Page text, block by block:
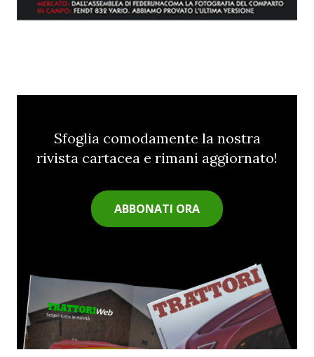
Sfoglia comodamente la nostra
rivista cartacea e rimani aggiornato!
ABBONATI ORA